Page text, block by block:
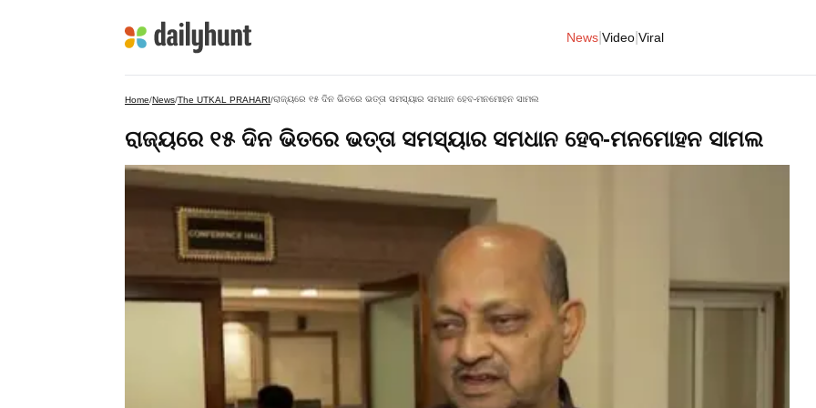
News Video Viral
Home/News/The UTKAL PRAHARI/ରାଜ୍ୟରେ ୧୫ ଦିନ ଭିତରେ ଭତ୍ତା ସମସ୍ୟାର ସମଧାନ ହେବ-ମନମୋହନ ସାମଲ
ରାଜ୍ୟରେ ୧୫ ଦିନ ଭିତରେ ଭତ୍ତା ସମସ୍ୟାର ସମଧାନ ହେବ-ମନମୋହନ ସାମଲ